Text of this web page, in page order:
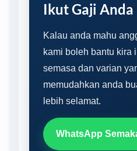
Ikut Gaji Anda
Kalau anda mahu
kami boleh bantu kira
semasa dan varian
memudahkan anda
lebih selamat.
WhatsApp